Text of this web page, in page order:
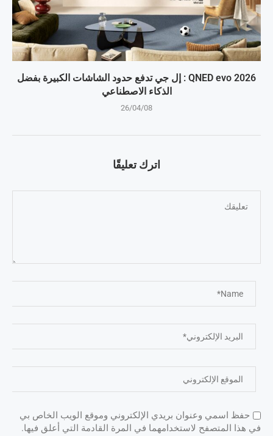
QNED evo 2026 : إل جي تدفع حدود الشاشات الكبيرة بفضل
الذكاء الاصطناعي
26/04/08
اترك تعليقًا
حفظ اسمي وعنوان بريدي الإلكتروني وموقع الويب الخاص بي
في هذا المتصفح لاستخدامهما في المرة القادمة التي أعلق فيها.